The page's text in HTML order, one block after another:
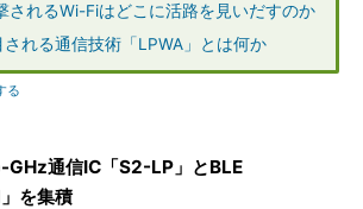
されるWi-Fiはどこに活路を見いだすのか
れる通信技術「LPWA」とは何か
る
GHz通信IC「S2-LP」とBLE
を集積